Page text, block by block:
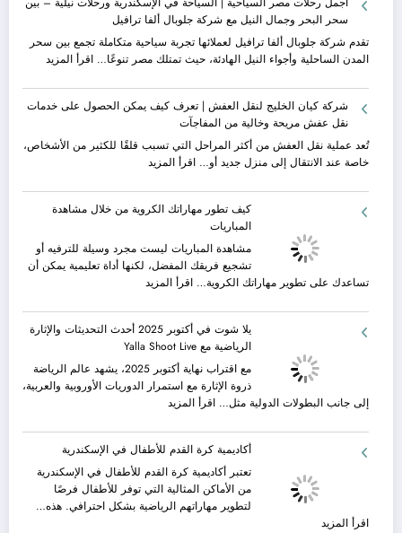
سحر البحر وجمال النيل مع شركة جلوبال ألفا ترافيل
تقدم شركة جلوبال ألفا ترافيل لعملائها تجربة سياحية متكاملة تجمع بين سحر
المدن الساحلية وأجواء النيل الهادئة، حيث تمتلك مصر تنوعًا… اقرأ المزيد
:
رحلات
مصر
|
الإسكندرية
–
بين
وجمال
النيل
شركة
جلوبال
شركة كيان الخليج لنقل العفش | تعرف كيف يمكن الحصول على خدمات
نقل عفش مريحة وخالية من المفاجآت
تُعد عملية نقل العفش من أكثر المراحل التي تسبب قلقًا للكثير من الأشخاص،
خاصة عند الانتقال إلى منزل جديد أو… اقرأ المزيد
:
كيان
الخليج
العفش
تعرف
يمكن
الحصول
على
خدمات
نقل
وخالية
من
المفاجآت
كيف تطور مهاراتك الكروية من خلال مشاهدة
المباريات
مشاهدة المباريات ليست مجرد وسيلة للترفيه أو
تشجيع فريقك المفضل، لكنها أداة تعليمية يمكن أن
تساعدك على تطوير مهاراتك الكروية… اقرأ المزيد
:
تطور
مهاراتك
الكروية
من
خلال
يلا شوت في أكتوبر 2025 أحدث التحديثات والإثارة
الرياضية مع Yalla Shoot Live
مع اقتراب نهاية أكتوبر 2025، يشهد عالم الرياضة
ذروة الإثارة مع استمرار الدوريات الأوروبية والعربية،
إلى جانب البطولات الدولية مثل… اقرأ المزيد
:
شوت
في
أكتوبر
2025
أحدث
أكاديمية كرة القدم للأطفال في الإسكندرية
تعتبر أكاديمية كرة القدم للأطفال في الإسكندرية
من الأماكن المثالية التي توفر للأطفال فرصًا
لتطوير مهاراتهم الرياضية بشكل احترافي. هذه…
اقرأ المزيد
: